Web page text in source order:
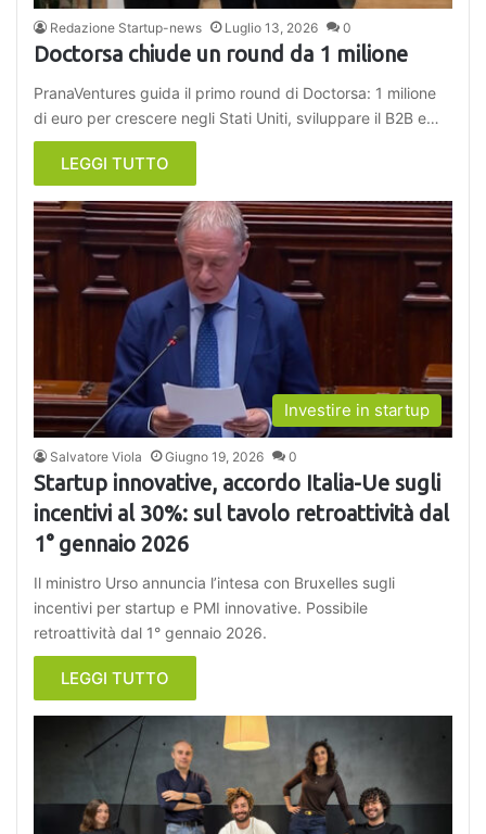
Redazione Startup-news Luglio 13, 2026 0
Doctorsa chiude un round da 1 milione
PranaVentures guida il primo round di Doctorsa: 1 milione
di euro per crescere negli Stati Uniti, sviluppare il B2B e…
LEGGI TUTTO
Investire in startup
Salvatore Viola Giugno 19, 2026 0
Startup innovative, accordo Italia-Ue sugli
incentivi al 30%: sul tavolo retroattività dal
1° gennaio 2026
Il ministro Urso annuncia l’intesa con Bruxelles sugli
incentivi per startup e PMI innovative. Possibile
retroattività dal 1° gennaio 2026.
LEGGI TUTTO